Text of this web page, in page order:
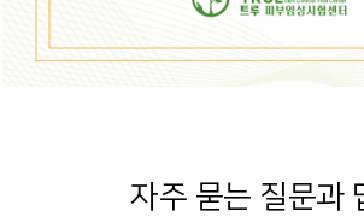
자주 묻는 질문과